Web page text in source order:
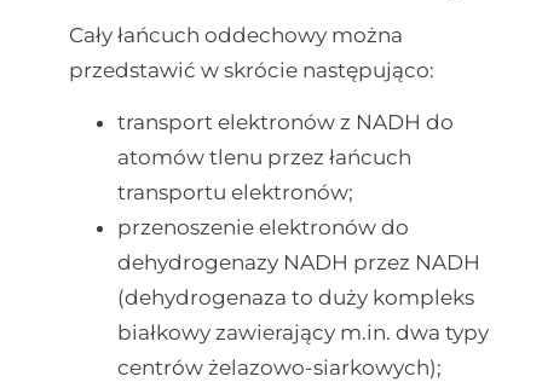
Cały łańcuch oddechowy można
przedstawić w skrócie następująco:
transport elektronów z NADH do
atomów tlenu przez łańcuch
transportu elektronów;
przenoszenie elektronów do
dehydrogenazy NADH przez NADH
(dehydrogenaza to duży kompleks
białkowy zawierający m.in. dwa typy
centrów żelazowo-siarkowych);